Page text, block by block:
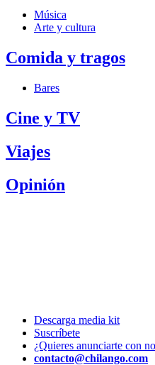
Música
Arte y cultura
Comida y tragos
Bares
Cine y TV
Viajes
Opinión
Descarga media kit
Suscríbete
¿Quieres anunciarte con
contacto@chilango.com